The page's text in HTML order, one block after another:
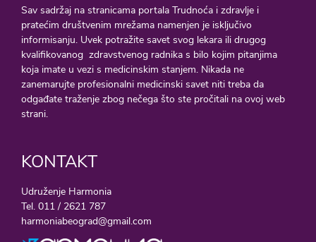
Sav sadržaj na stranicama portala Trudnoća i zdravlje i
pratećim društvenim mrežama namenjen je isključivo
informisanju. Uvek potražite savet svog lekara ili drugog
kvalifikovanog zdravstvenog radnika s bilo kojim pitanjima
koja imate u vezi s medicinskim stanjem. Nikada ne
zanemarujte profesionalni medicinski savet niti treba da
odgađate traženje zbog nečega što ste pročitali na ovoj web
strani.
KONTAKT
Udruženje Harmonia
Tel. 011 / 2621 787
harmoniabeograd@gmail.com